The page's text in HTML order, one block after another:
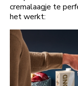
cremalaagje te
het werkt: